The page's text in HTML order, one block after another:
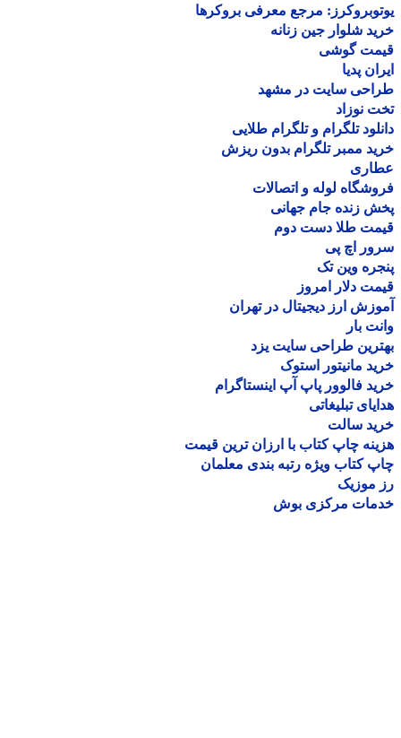
مرجع معرفی بروکرها
شلوار جین زنانه
گوشی
پدیا
سایت در مشهد
نوزاد
تلگرام و تلگرام طلایی
ممبر تلگرام بدون ریزش
لوله و اتصالات
زنده جام جهانی
طلا دست دوم
اچ پی
وین تک
دلار امروز
ارز دیجیتال در تهران
بار
طراحی سایت یزد
مانیتور استوک
فالوور پاپ آپ اینستاگرام
تبلیغاتی
سالت
چاپ کتاب با ارزان ترین قیمت
کتاب ویژه رتبه بندی معلمان
موزیک
مرکزی بوش